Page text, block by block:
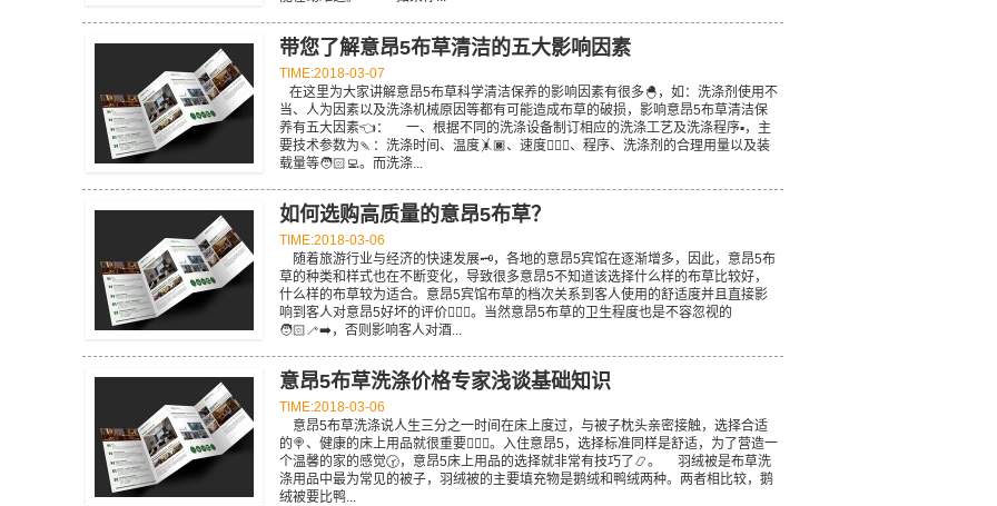
带您了解意昂5布草清洁的五大影响因素
TIME:2018-03-07
在这里为大家讲解意昂5布草科学清洁保养的影响因素有很多🐣，如：洗涤剂使用不
当、人为因素以及洗涤机械原因等都有可能造成布草的破损，影响意昂5布草清洁保
养有五大因素👈： 一、根据不同的洗涤设备制订相应的洗涤工艺及洗涤程序▪️，主
要技术参数为🍡：洗涤时间、温度🤸🏿、速度🧝🏼‍♀️、程序、洗涤剂的合理用量以及装
载量等🧑🏻‍💻。而洗涤...
如何选购高质量的意昂5布草？
TIME:2018-03-06
随着旅游行业与经济的快速发展🗝，各地的意昂5宾馆在逐渐增多，因此，意昂5布
草的种类和样式也在不断变化，导致很多意昂5不知道该选择什么样的布草比较好，
什么样的布草较为适合。意昂5宾馆布草的档次关系到客人使用的舒适度并且直接影
响到客人对意昂5好坏的评价🧑🏻‍✈️。当然意昂5布草的卫生程度也是不容忽视的
🧑🏻‍🦯‍➡️，否则影响客人对酒...
意昂5布草洗涤价格专家浅谈基础知识
TIME:2018-03-06
意昂5布草洗涤说人生三分之一时间在床上度过，与被子枕头亲密接触，选择合适
的🍭、健康的床上用品就很重要🤹🏼‍♀️。入住意昂5，选择标准同样是舒适，为了营造一
个温馨的家的感觉🕝，意昂5床上用品的选择就非常有技巧了📿。 羽绒被是布草洗
涤用品中最为常见的被子，羽绒被的主要填充物是鹅绒和鸭绒两种。两者相比较，鹅
绒被要比鸭...